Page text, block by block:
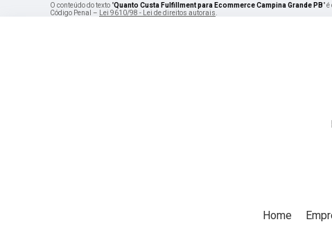
O conteúdo do texto "Quanto Custa Fulfillment para Ecommerce Campina Grande PB"
Código Penal –
Lei 9610/98 - Lei de direitos autorais
Home